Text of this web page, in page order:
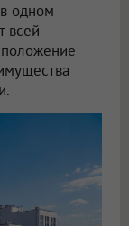
одном
всей